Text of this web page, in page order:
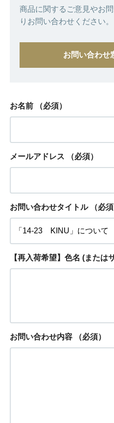
商品に関するご意見やお
りお問い合わせください。
お問い合わせ
お名前 （必須）
メールアドレス （必須）
お問い合わせタイトル （必須
【再入荷希望】色名 (または
お問い合わせ内容 （必須）